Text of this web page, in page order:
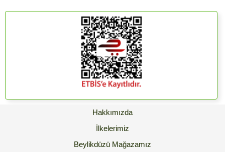
Hakkımızda
İlkelerimiz
Beylikdüzü Mağazamız